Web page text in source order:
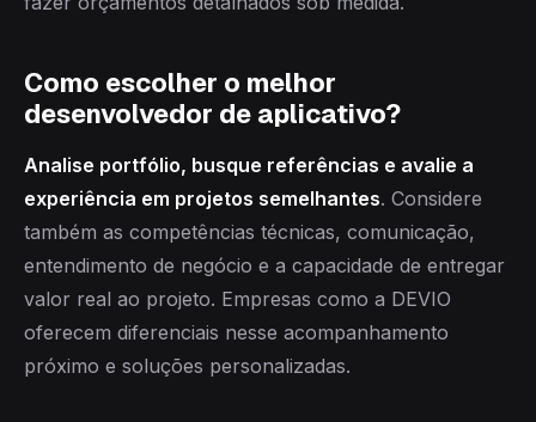
Como escolher o melhor
desenvolvedor de aplicativo?
Analise portfólio, busque referências e avalie a
experiência em projetos semelhantes. Considere
também as competências técnicas, comunicação,
entendimento de negócio e a capacidade de entregar
valor real ao projeto. Empresas como a DEVIO
oferecem diferenciais nesse acompanhamento
próximo e soluções personalizadas.